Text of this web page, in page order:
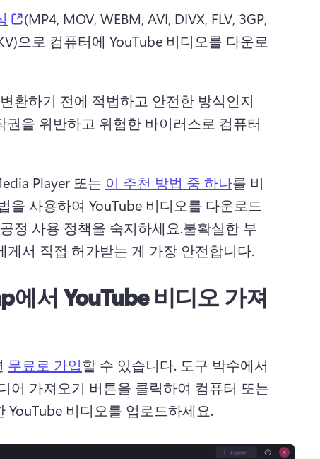
(opens in a new tab)
(MP4, MOV, WEBM, AVI, DIVX, FLV, 3GP,
으로 컴퓨터에 YouTube 비디오를 다운로
환하기 전에 적법하고 안전한 방식인지
권을 위반하고 위험한 바이러스로 컴퓨터
Player 또는 이 추천 방법 중 하나를 비
을 사용하여 YouTube 비디오를 다운로드
정 사용 정책을 숙지하세요.불확실한 부
게서 직접 허가받는 게 가장 안전합니다.
에서 YouTube 비디오 가져
무료로 가입할 수 있습니다. 도구 박수에서
어 가져오기 버튼을 클릭하여 컴퓨터 또는
YouTube 비디오를 업로드하세요.